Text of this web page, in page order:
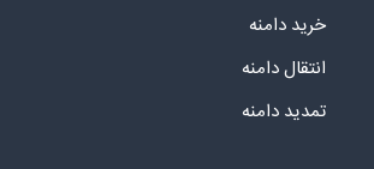
خرید دامنه
انتقال دامنه
تمدید دامنه